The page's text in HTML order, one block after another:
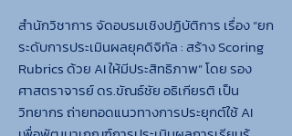
สำนักวิชาการ จัดอบรมเชิงปฏิบัติการ เรื่อง “ยก
ระดับการประเมินผลยุคดิจิทัล : สร้าง Scoring
Rubrics ด้วย AI ให้มีประสิทธิภาพ” โดย รอง
ศาสตราจารย์ ดร.ขัณธ์ชัย อธิเกียรติ เป็น
วิทยากร ถ่ายทอดแนวทางการประยุกต์ใช้ AI